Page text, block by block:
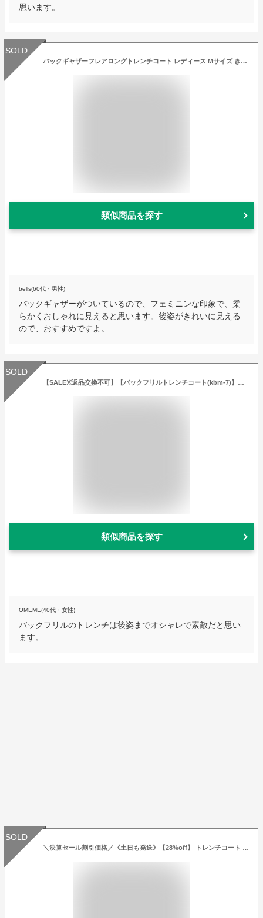
思います。
SOLD
バックギャザーフレアロングトレンチコート レディース Mサイズ きれいめ 大人 大人カジュアル バックコンシャス フレア ギャザー ロング ロング丈 ロングコート トレンチ トレンチコート テロンチ コート TEANY ティーニー
類似商品を探す
bells(60代・男性)
バックギャザーがついているので、フェミニンな印象で、柔
らかくおしゃれに見えると思います。後姿がきれいに見える
ので、おすすめですよ。
SOLD
【SALE※返品交換不可】【バックフリルトレンチコート(kbm-7)】カーキ ベージュ フーディー フード トップ かわいい 春夏 アウター スプリングコート レディース ロング きれいめ Myu 13500 8980【メール便不可】
類似商品を探す
OMEME(40代・女性)
バックフリルのトレンチは後姿までオシャレで素敵だと思い
ます。
SOLD
＼決算セール割引価格／《土日も発送》【28%off】 トレンチコート レディース 撥水 冬 コート ダウン ライナー付き 入学式 ママスーツ スプリングコート 入園式 セレモニー ビジネス スーツ 卒園式 卒業式 取り外し 通勤 50代 母 フォーマル 春 ネイビー 40代 60代